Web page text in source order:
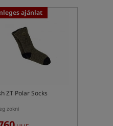
ajánlat
ZT Polar Socks
zokni